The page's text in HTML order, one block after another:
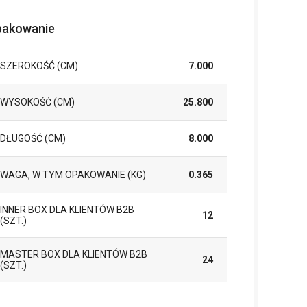
SZEROKOŚĆ (CM) 7.000
WYSOKOŚĆ (CM) 25.800
DŁUGOŚĆ (CM) 8.000
WAGA, W TYM OPAKOWANIE (KG) 0.365
INNER BOX DLA KLIENTÓW B2B
(SZT.)
12
MASTER BOX DLA KLIENTÓW B2B
(SZT.)
24